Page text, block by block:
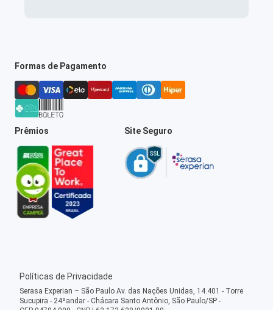
Formas de Pagamento
Prêmios Site Seguro
Políticas de Privacidade
Serasa Experian – São Paulo Av. das Nações Unidas, 14.401 - Torre
Sucupira - 24ºandar - Chácara Santo Antônio, São Paulo/SP -